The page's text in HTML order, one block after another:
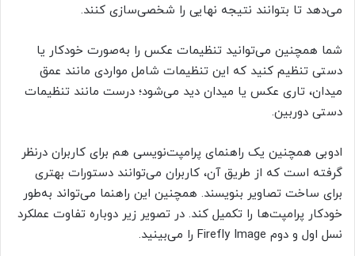
می‌دهد تا بتوانند نتیجه نهایی را شخصی‌سازی کنند.
شما همچنین می‌توانید تنظیمات عکس را به‌صورت خودکار یا
دستی تنظیم کنید که این تنظیمات شامل مواردی مانند عمق
میدان، تاری عکس یا میدان دید می‌شود؛ درست مانند تنظیمات
دستی دوربین.
ادوبی همچنین یک راهنمای پرامپت‌نویسی هم برای کاربران درنظر
گرفته است که از طریق آن، کاربران می‌توانند دستورات بهتری
برای ساخت تصاویر بنویسند. همچنین این راهنما می‌تواند به‌طور
خودکار پرامپت‌ها را تکمیل کند. در تصویر زیر دوباره تفاوت عملکرد
نسل اول و دوم Firefly Image را می‌بینید.